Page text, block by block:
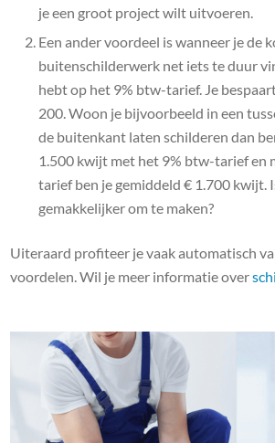
je een groot project wilt uitvoeren.
Een ander voordeel is wanneer je de
buitenschilderwerk net iets te duur
hebt op het 9% btw-tarief. Je
200. Woon je bijvoorbeeld in een
de buitenkant laten schilderen dan
1.500 kwijt met het 9% btw-tarief en
tarief ben je gemiddeld € 1.700 kwijt.
gemakkelijker om te maken?
Uiteraard profiteer je vaak automatisch
voordelen. Wil je meer informatie over